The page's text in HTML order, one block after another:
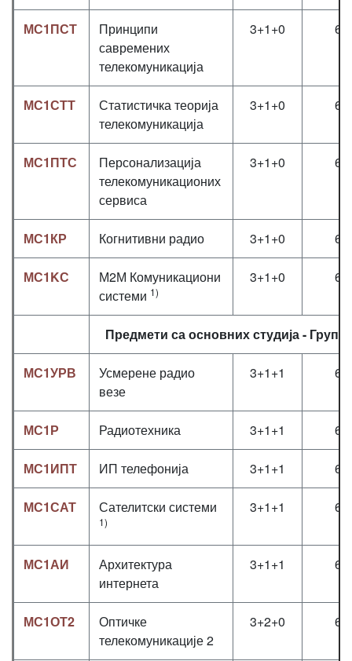
МС1ПСТ
Принципи
савремених
телекомуникација
3+1+0 6
МС1СТТ
Статистичка теорија
телекомуникација
3+1+0 6
МС1ПТС
Персонализација
телекомуникационих
сервиса
3+1+0 6
МС1КР Когнитивни радио 3+1+0 6
МС1KС
М2М Комуникациони
системи 1)
3+1+0 6
Предмети са основних студија - Група
МС1УРВ
Усмерене радио
везе
3+1+1 6
МС1Р Радиотехника 3+1+1 6
МС1ИПТ ИП телефонија 3+1+1 6
МС1САТ Сателитски системи
1)
3+1+1 6
МС1АИ
Архитектура
интернета
3+1+1 6
МС1ОТ2
Оптичке
телекомуникације 2
3+2+0 6